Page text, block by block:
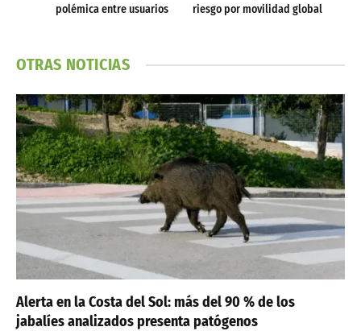
polémica entre usuarios
riesgo por movilidad global
OTRAS NOTICIAS
Alerta en la Costa del Sol: más del 90 % de los
jabalíes analizados presenta patógenos